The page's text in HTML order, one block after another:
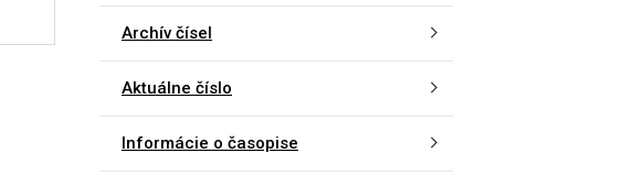
Archív čísel
Aktuálne číslo
Informácie o časopise